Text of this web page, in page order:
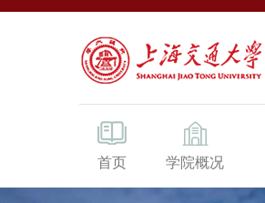
首页 学院概况